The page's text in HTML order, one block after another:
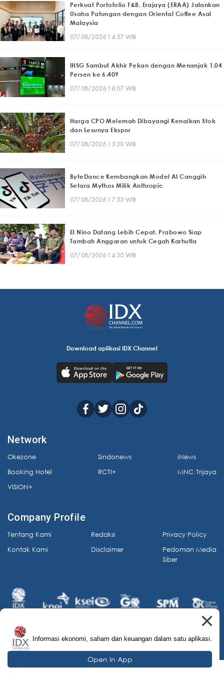
Perkuat Portofolio F&B, Erajaya (ERAA) Jalankan
Usaha Patungan dengan Oriental Coffee Asal
Malaysia
07/08/2026 14:57 WIB
IHSG Sambut Akhir Pekan dengan Menanjak 1,04
Persen ke 6.409
07/08/2026 16:07 WIB
Harga CPO Melemah Dibayangi Kenaikan Stok
dan Lesunya Ekspor
07/08/2026 15:30 WIB
ByteDance Kembangkan Model AI Canggih
Setara Mythos Milik Anthropic
07/08/2026 17:55 WIB
El Nino Datang Lebih Cepat, Prabowo Siap
Tambah Anggaran untuk Cegah Karhutla
07/08/2026 14:30 WIB
Download aplikasi IDX Channel
Network
Okezone
Booking Hotel
VISION+
Sindonews
RCTI+
iNews
MNC Trijaya
Company Profile
Tentang Kami
Kontak Kami
Redaksi
Disclaimer
Privacy Policy
Pedoman Media
Siber
© 2026 IDX Channel. All Rights Reserved.
Informasi ekonomi, saham dan keuangan dalam satu aplikasi.
Open in App